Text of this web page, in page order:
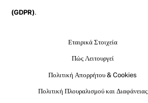
(GDPR).
Εταιρικά Στοιχεία
Πώς Λειτουργεί
Πολιτική Απορρήτου & Cookies
Πολιτική Πλουραλισμού και Διαφάνειας